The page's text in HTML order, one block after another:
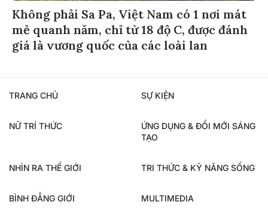
Không phải Sa Pa, Việt Nam có 1 nơi mát
mẻ quanh năm, chỉ từ 18 độ C, được đánh
giá là vương quốc của các loài lan
TRANG CHỦ SỰ KIỆN
NỮ TRÍ THỨC
ỨNG DỤNG & ĐỔI MỚI SÁNG
TẠO
NHÌN RA THẾ GIỚI TRI THỨC & KỸ NĂNG SỐNG
BÌNH ĐẲNG GIỚI MULTIMEDIA